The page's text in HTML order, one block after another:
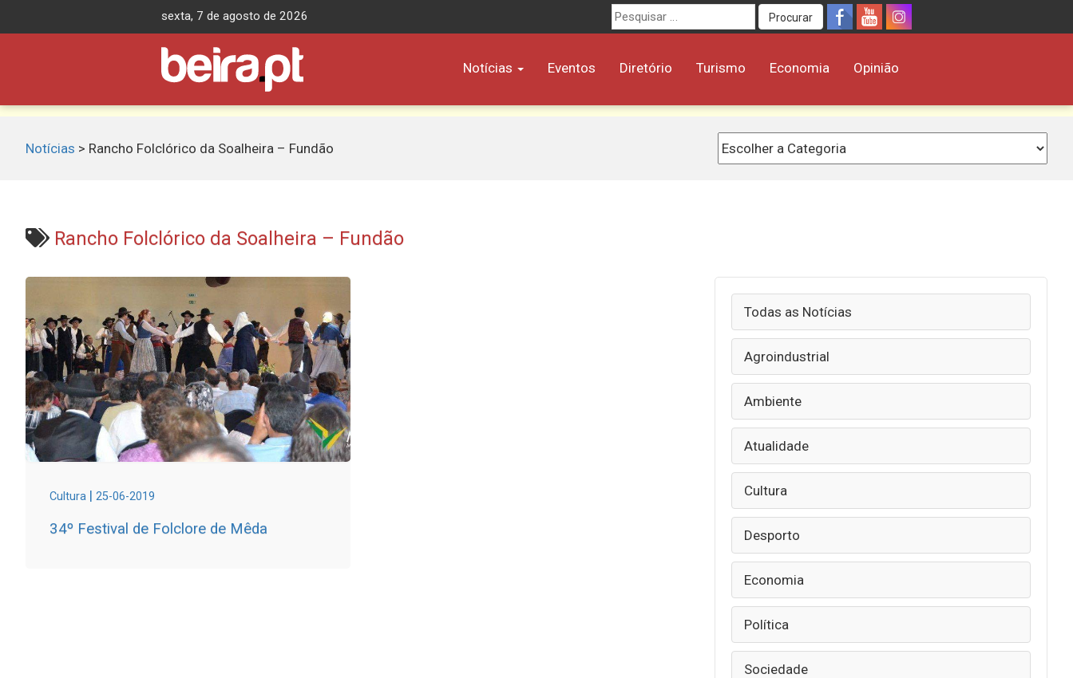
sexta, 7 de agosto de 2026
Procurar
por:
Procurar
Notícias Eventos Diretório Turismo Economia Opinião
Notícias > Rancho Folclórico da Soalheira – Fundão
Rancho Folclórico da Soalheira – Fundão
Cultura | 25-06-2019
34º Festival de Folclore de Mêda
Todas as Notícias
Agroindustrial
Ambiente
Atualidade
Cultura
Desporto
Economia
Política
Sociedade